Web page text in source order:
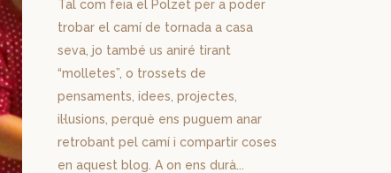
Tal com feia el Polzet per a poder
trobar el camí de tornada a casa
seva, jo també us aniré tirant
“molletes”, o trossets de
pensaments, idees, projectes,
il·lusions, perquè ens puguem anar
retrobant pel camí i compartir coses
en aquest blog. A on ens durà...